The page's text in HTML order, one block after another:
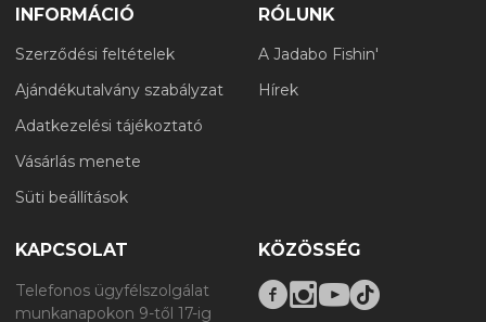
INFORMÁCIÓ
Szerződési feltételek
Ajándékutalvány szabályzat
Adatkezelési tájékoztató
Vásárlás menete
Süti beállítások
RÓLUNK
A Jadabo Fishin'
Hírek
KAPCSOLAT
Telefonos ügyfélszolgálat
munkanapokon 9-től 17-ig
KÖZÖSSÉG